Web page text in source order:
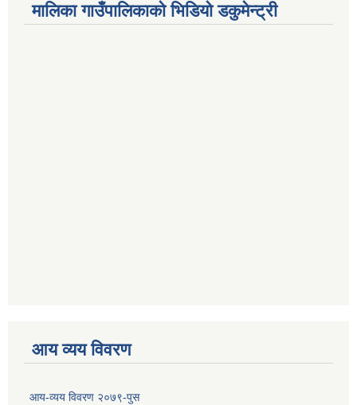
मालिका गाउँपालिकाको भिडियो डकुमेन्ट्री
आय व्यय विवरण
आय-व्यय विवरण २०७९-पुस